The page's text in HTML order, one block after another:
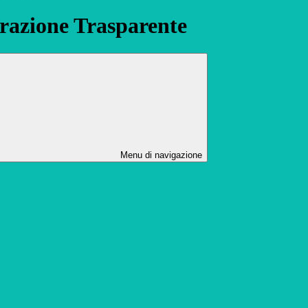
Trasparente
Menu di navigazione